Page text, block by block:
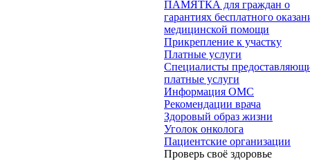
ПАМЯТКА для граждан о
гарантиях бесплатного
медицинской помощи
Прикрепление к участку
Платные услуги
Специалисты
платные услуги
Информация ОМС
Рекомендации врача
Здоровый образ жизни
Уголок онколога
Пациентские организации
Проверь своё здоровье